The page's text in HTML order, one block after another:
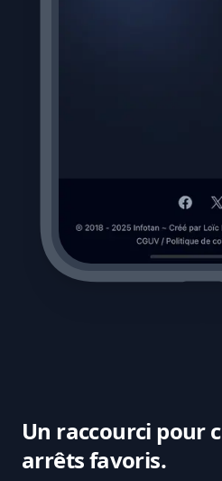
Un raccourci pour
arrêts favoris.